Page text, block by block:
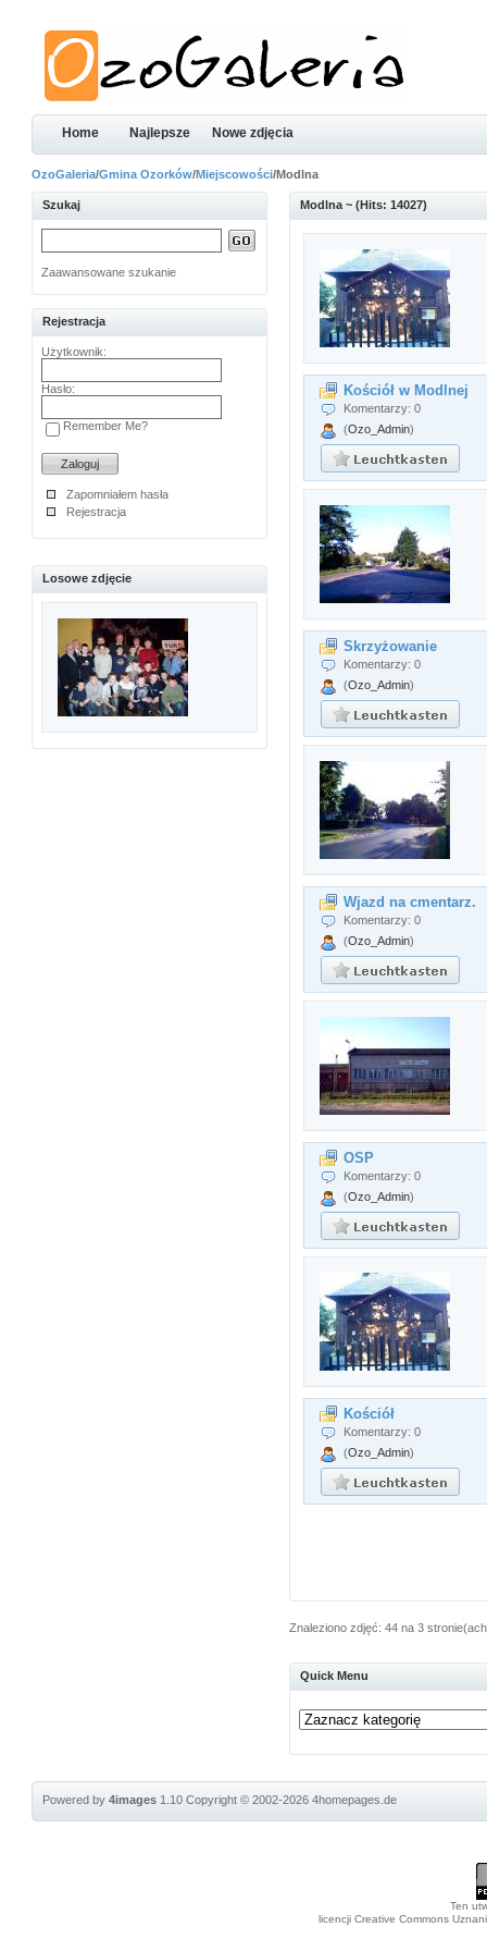
Home Najlepsze Nowe zdjęcia
OzoGaleria/Gmina Ozorków/Miejscowości/Modlna
Szukaj
Zaawansowane szukanie
Rejestracja
Użytkownik:
Hasło:
Remember Me?
Zapomniałem hasła
Rejestracja
Losowe zdjęcie
Modlna ~ (Hits: 14027)
Kościół w Modlnej
Komentarzy: 0
(Ozo_Admin)
Skrzyżowanie
Komentarzy: 0
(Ozo_Admin)
Wjazd na cmentarz.
Komentarzy: 0
(Ozo_Admin)
OSP
Komentarzy: 0
(Ozo_Admin)
Kościół
Komentarzy: 0
(Ozo_Admin)
Znaleziono zdjęć: 44 na 3
Quick Menu
Powered by4images 1.10Copyright © 2002-20264homepages.de
Ten
licencji Creative Commons